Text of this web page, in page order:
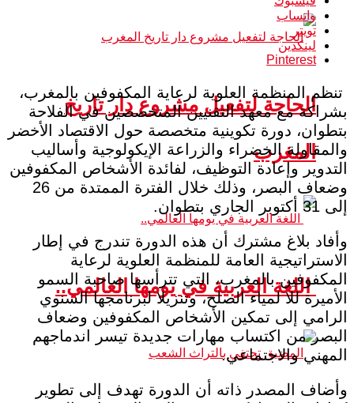
الحاجة لتفعيل مشروع دار تاريخ
المغرب
اللغة العربية في يومها العالمي..
واتساب
تويتر
لينكدين
Pinterest
تنظم المنظمة العلوية لرعاية المكفوفين بالمغرب،
بشراكة مع معهد التقنيين المتخصصين في الفلاحة
بتطوان، دورة تكوينية متخصصة حول الاقتصاد الأخضر
والمقاولة الخضراء والزراعة الإيكولوجية وأساليب
التدوير وإعادة التوظيف، لفائدة الأشخاص المكفوفين
وضعاف البصر، وذلك خلال الفترة الممتدة من 26
إلى 31 أكتوبر الجاري بتطوان.
وأفاد بلاغ مشترك أن هذه الدورة تندرج في إطار
الاستراتيجية العامة للمنظمة العلوية لرعاية
المكفوفين بالمغرب، التي تترأسها صاحبة السمو
الأميرة للا لمياء الصلح، وتنزيلا لبرنامجها السنوي
الرامي إلى تمكين الأشخاص المكفوفين وضعاف
البصر من اكتساب مهارات جديدة تيسر اندماجهم
المهني والاجتماعي.
وأضاف المصدر ذاته أن الدورة تهدف إلى تطوير